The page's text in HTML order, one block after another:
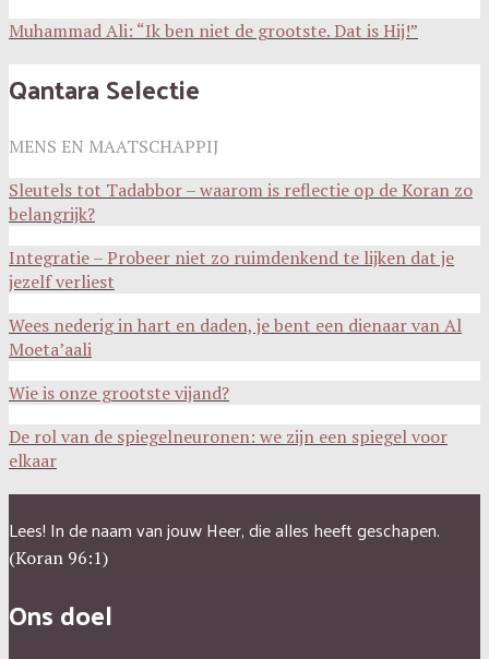
Muhammad Ali: “Ik ben niet de grootste. Dat is Hij!”
Qantara Selectie
MENS EN MAATSCHAPPIJ
Sleutels tot Tadabbor – waarom is reflectie op de Koran zo
belangrijk?
Integratie – Probeer niet zo ruimdenkend te lijken dat je
jezelf verliest
Wees nederig in hart en daden, je bent een dienaar van Al
Moeta’aali
Wie is onze grootste vijand?
De rol van de spiegelneuronen: we zijn een spiegel voor
elkaar
Lees! In de naam van jouw Heer, die alles heeft geschapen.
(Koran 96:1)
Ons doel